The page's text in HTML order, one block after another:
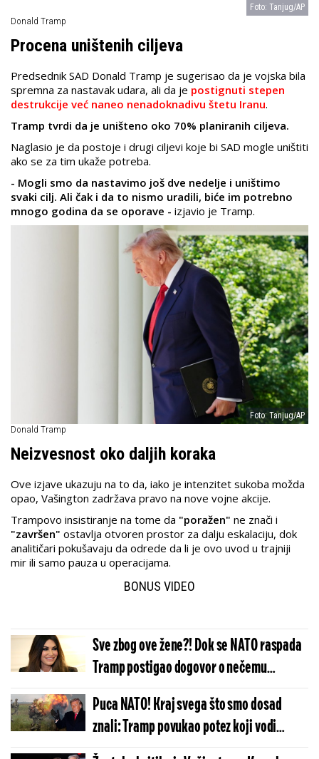
Foto: Tanjug/AP
Donald Tramp
Procena uništenih ciljeva
Predsednik SAD Donald Tramp je sugerisao da je vojska bila
spremna za nastavak udara, ali da je postignuti stepen
destrukcije već naneo nenadoknadivu štetu Iranu.
Tramp tvrdi da je uništeno oko 70% planiranih ciljeva.
Naglasio je da postoje i drugi ciljevi koje bi SAD mogle uništiti
ako se za tim ukaže potreba.
- Mogli smo da nastavimo još dve nedelje i uništimo
svaki cilj. Ali čak i da to nismo uradili, biće im potrebno
mnogo godina da se oporave - izjavio je Tramp.
Foto: Tanjug/AP
Donald Tramp
Neizvesnost oko daljih koraka
Ove izjave ukazuju na to da, iako je intenzitet sukoba možda
opao, Vašington zadržava pravo na nove vojne akcije.
Trampovo insistiranje na tome da "poražen" ne znači i
"završen" ostavlja otvoren prostor za dalju eskalaciju, dok
analitičari pokušavaju da odrede da li je ovo uvod u trajniji
mir ili samo pauza u operacijama.
BONUS VIDEO
Sve zbog ove žene?! Dok se NATO raspada
Tramp postigao dogovor o nečemu
velikom sa baš ovom državom
Puca NATO! Kraj svega što smo dosad
znali: Tramp povukao potez koji vodi
Alijansu u nestanak - Evropa se sprema za